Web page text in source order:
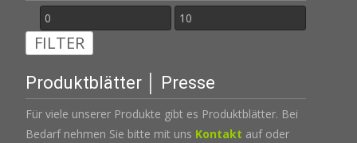
Min.
Preis
Max.
FILTER
Produktblätter │ Presse
Für viele unserer Produkte gibt es Produktblätter. Bei
Bedarf nehmen Sie bitte mit uns Kontakt auf oder